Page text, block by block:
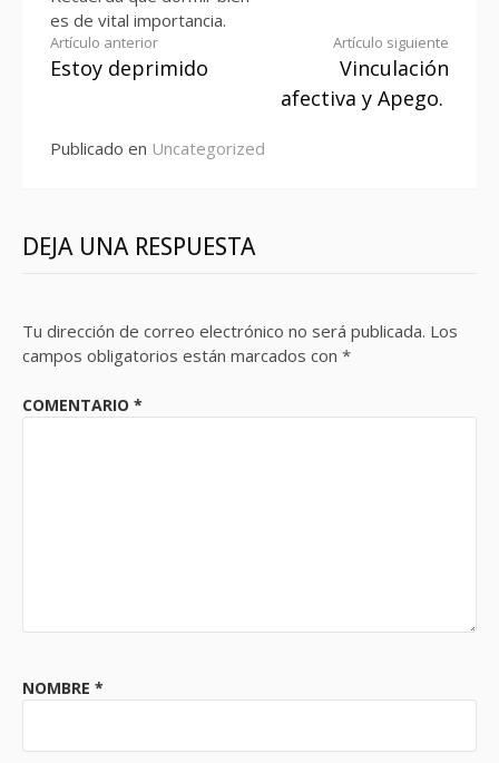
es de vital importancia.
Seguir
leyendo
Artículo anterior
Estoy deprimido
Artículo siguiente
Vinculación
afectiva y Apego.
Publicado en Uncategorized
DEJA UNA RESPUESTA
Tu dirección de correo electrónico no será publicada. Los
campos obligatorios están marcados con *
COMENTARIO *
NOMBRE *